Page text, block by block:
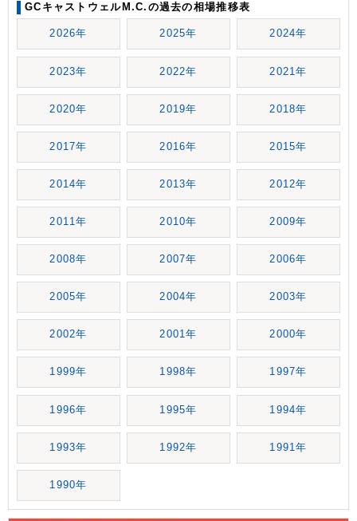
GCキャストウェルM.C.の過去の相場推移表
2026年 2025年 2024年
2023年 2022年 2021年
2020年 2019年 2018年
2017年 2016年 2015年
2014年 2013年 2012年
2011年 2010年 2009年
2008年 2007年 2006年
2005年 2004年 2003年
2002年 2001年 2000年
1999年 1998年 1997年
1996年 1995年 1994年
1993年 1992年 1991年
1990年